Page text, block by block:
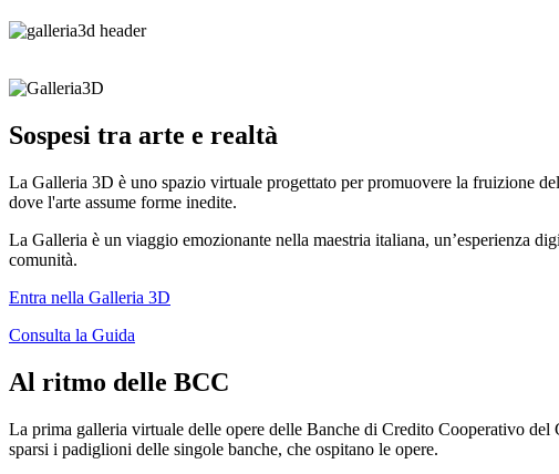
Sospesi tra arte e realtà
La Galleria 3D è uno spazio virtuale progettato per promuovere la fruizione
dove l'arte assume forme inedite.
La Galleria è un viaggio emozionante nella maestria italiana, un’esperienza
comunità.
Entra nella Galleria 3D
Consulta la Guida
Al ritmo delle BCC
La prima galleria virtuale delle opere delle Banche di Credito Cooperativo
sparsi i padiglioni delle singole banche, che ospitano le opere.